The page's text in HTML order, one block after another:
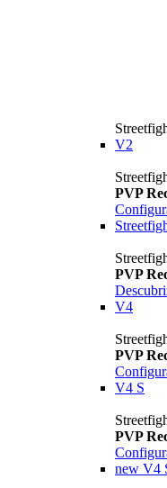
V2
PVP
PVP
V4
PVP
V4 S
PVP
new V4